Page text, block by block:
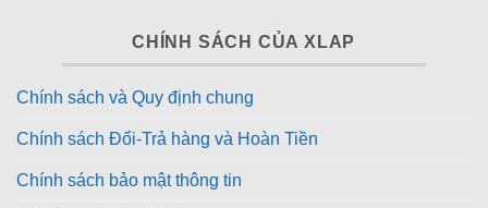
CHÍNH SÁCH CỦA XLAP
Chính sách và Quy định chung
Chính sách Đổi-Trả hàng và Hoàn Tiền
Chính sách bảo mật thông tin